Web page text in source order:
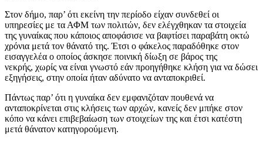
Στον δήμο, παρ’ ότι εκείνη την περίοδο είχαν συνδεθεί οι
υπηρεσίες με τα ΑΦΜ των πολιτών, δεν ελέγχθηκαν τα στοιχεία
της γυναίκας που κάποιος αποφάσισε να βαφτίσει παραβάτη οκτώ
χρόνια μετά τον θάνατό της. Έτσι ο φάκελος παραδόθηκε στον
εισαγγελέα ο οποίος άσκησε ποινική δίωξη σε βάρος της
νεκρής, χωρίς να είναι γνωστό εάν προηγήθηκε κλήση για να δώσει
εξηγήσεις, στην οποία ήταν αδύνατο να ανταποκριθεί.
Πάντως παρ’ ότι η γυναίκα δεν εμφανιζόταν πουθενά να
ανταποκρίνεται στις κλήσεις των αρχών, κανείς δεν μπήκε στον
κόπο να κάνει επιβεβαίωση των στοιχείων της και έτσι κατέστη
μετά θάνατον κατηγορούμενη.